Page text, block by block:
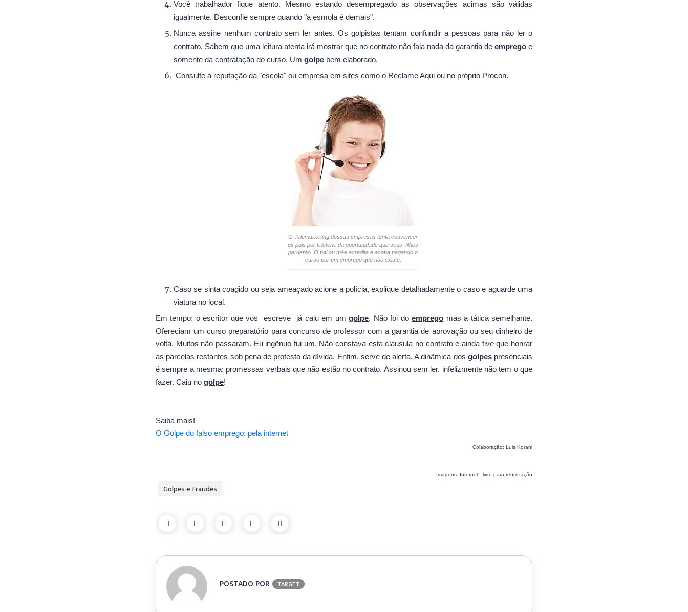
Você trabalhador fique atento. Mesmo estando desempregado as observações acimas são válidas
igualmente. Desconfie sempre quando "a esmola é demais".
Nunca assine nenhum contrato sem ler antes. Os golpistas tentam confundir a pessoas para não ler o
contrato. Sabem que uma leitura atenta irá mostrar que no contrato não fala nada da garantia de emprego e
somente da contratação do curso. Um golpe bem elaborado.
Consulte a reputação da "escola" ou empresa em sites como o Reclame Aqui ou no próprio Procon.
O Telemarketing dessas empresas tenta convencer
os pais por telefone da oportunidade que seus filhos
perderão. O pai ou mãe acredita e acaba pagando o
curso por um emprego que não existe.
Caso se sinta coagido ou seja ameaçado acione a polícia, explique detalhadamente o caso e aguarde uma
viatura no local.
Em tempo: o escritor que vos escreve já caiu em umgolpe. Não foi doemprego mas a tática semelhante.
Ofereciam um curso preparatório para concurso de professor com a garantia de aprovação ou seu dinheiro de
volta. Muitos não passaram. Eu ingênuo fui um. Não constava esta clausula no contrato e ainda tive que honrar
as parcelas restantes sob pena de protesto da dívida. Enfim, serve de alerta. A dinâmica dos golpespresenciais
é sempre a mesma: promessas verbais que não estão no contrato. Assinou sem ler, infelizmente não tem o que
fazer. Caiu no golpe!
Saiba mais!
O Golpe do falso emprego: pela internet
Colaboração: Luis Korani
Imagens: Internet - livre para reutilização
Golpes e Fraudes
POSTADO POR TARGET